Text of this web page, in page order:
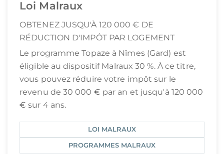
Loi Malraux
OBTENEZ JUSQU'À 120 000 € DE
RÉDUCTION D'IMPÔT PAR LOGEMENT
Le programme Topaze à Nîmes (Gard) est
éligible au dispositif Malraux 30 %. À ce titre,
vous pouvez réduire votre impôt sur le
revenu de 30 000 € par an et jusqu'à 120 000
€ sur 4 ans.
LOI MALRAUX
PROGRAMMES MALRAUX